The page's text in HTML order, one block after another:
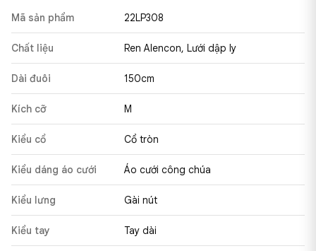
Mã sản phẩm 22LP308
Chất liệu Ren Alencon, Lưới dập ly
Dài đuôi 150cm
Kích cỡ M
Kiểu cổ Cổ tròn
Kiểu dáng áo cưới Áo cưới công chúa
Kiểu lưng Gài nút
Kiểu tay Tay dài